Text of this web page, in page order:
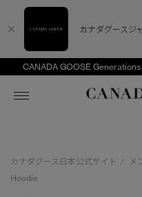
CANADA GOOSE
カナダグース日本公式サイト / メ
Hoodie
カナダグースジ